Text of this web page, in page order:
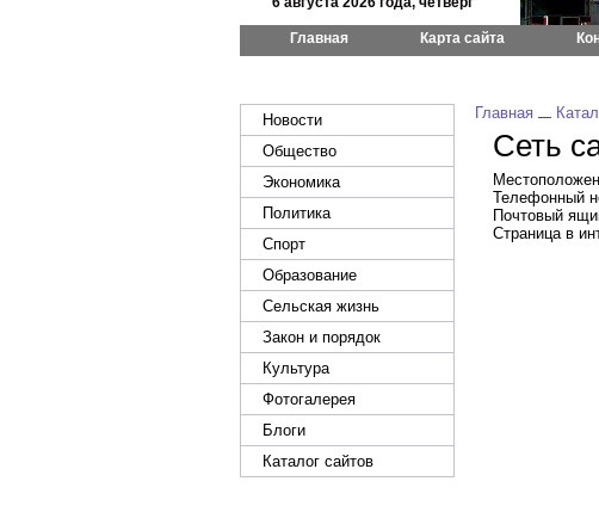
Главная Карта сайта
Новости
Общество
Экономика
Политика
Спорт
Образование
Сельская жизнь
Закон и порядок
Культура
Фотогалерея
Блоги
Каталог сайтов
Главная
Сеть
Телефонный
Почтовый
Страница в